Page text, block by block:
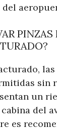
PINZAS
las
sin
un
del
es